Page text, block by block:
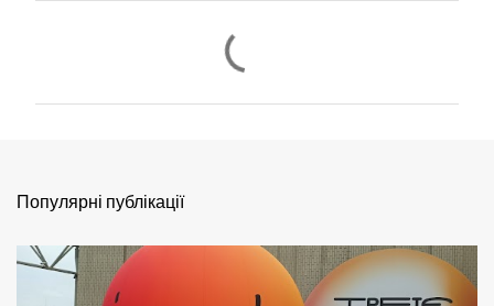
р
Популярні публікації